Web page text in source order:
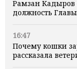
Рамзан Кадыров
должность
16:47
Почему кошки
рассказала